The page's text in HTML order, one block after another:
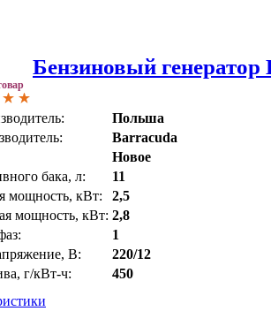
Бензиновый
Польша
Barracuda
Новое
бака, л:
11
мощность, кВт:
2,5
мощность, кВт: 2,8
1
В:
220/12
г/кВт-ч:
450